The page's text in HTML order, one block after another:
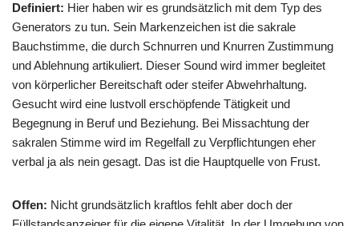
Definiert: Hier haben wir es grundsätzlich mit dem Typ des
Generators zu tun. Sein Markenzeichen ist die sakrale
Bauchstimme, die durch Schnurren und Knurren Zustimmung
und Ablehnung artikuliert. Dieser Sound wird immer begleitet
von körperlicher Bereitschaft oder steifer Abwehrhaltung.
Gesucht wird eine lustvoll erschöpfende Tätigkeit und
Begegnung in Beruf und Beziehung. Bei Missachtung der
sakralen Stimme wird im Regelfall zu Verpflichtungen eher
verbal ja als nein gesagt. Das ist die Hauptquelle von Frust.
Offen: Nicht grundsätzlich kraftlos fehlt aber doch der